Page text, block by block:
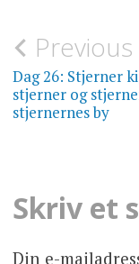
DAGBOG
Previous
Dag 26: Stjerner
stjerner og
stjernernes by
Skriv et
Din e-